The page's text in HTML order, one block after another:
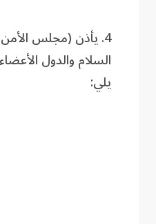
4. يأذن (مجلس
السلام والدول
يلي: